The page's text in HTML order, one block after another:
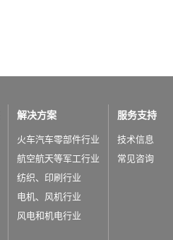
解决方案
火车汽车零部件行业
航空航天等军工行业
纺织、印刷行业
电机、风机行业
风电和机电行业
服务支持
技术信息
常见咨询